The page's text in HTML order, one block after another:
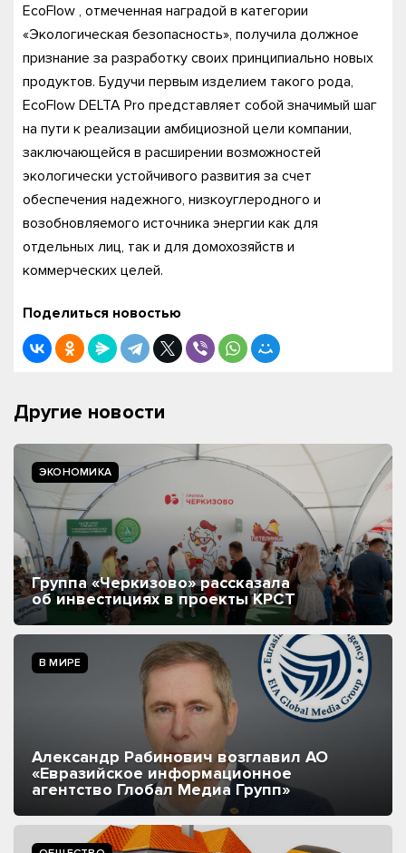
EcoFlow , отмеченная наградой в категории
«Экологическая безопасность», получила должное
признание за разработку своих принципиально новых
продуктов. Будучи первым изделием такого рода,
EcoFlow DELTA Pro представляет собой значимый шаг
на пути к реализации амбициозной цели компании,
заключающейся в расширении возможностей
экологически устойчивого развития за счет
обеспечения надежного, низкоуглеродного и
возобновляемого источника энергии как для
отдельных лиц, так и для домохозяйств и
коммерческих целей.
Поделиться новостью
Другие новости
ЭКОНОМИКА
Группа «Черкизово» рассказала
об инвестициях в проекты КРСТ
В МИРЕ
Александр Рабинович возглавил АО
«Евразийское информационное
агентство Глобал Медиа Групп»